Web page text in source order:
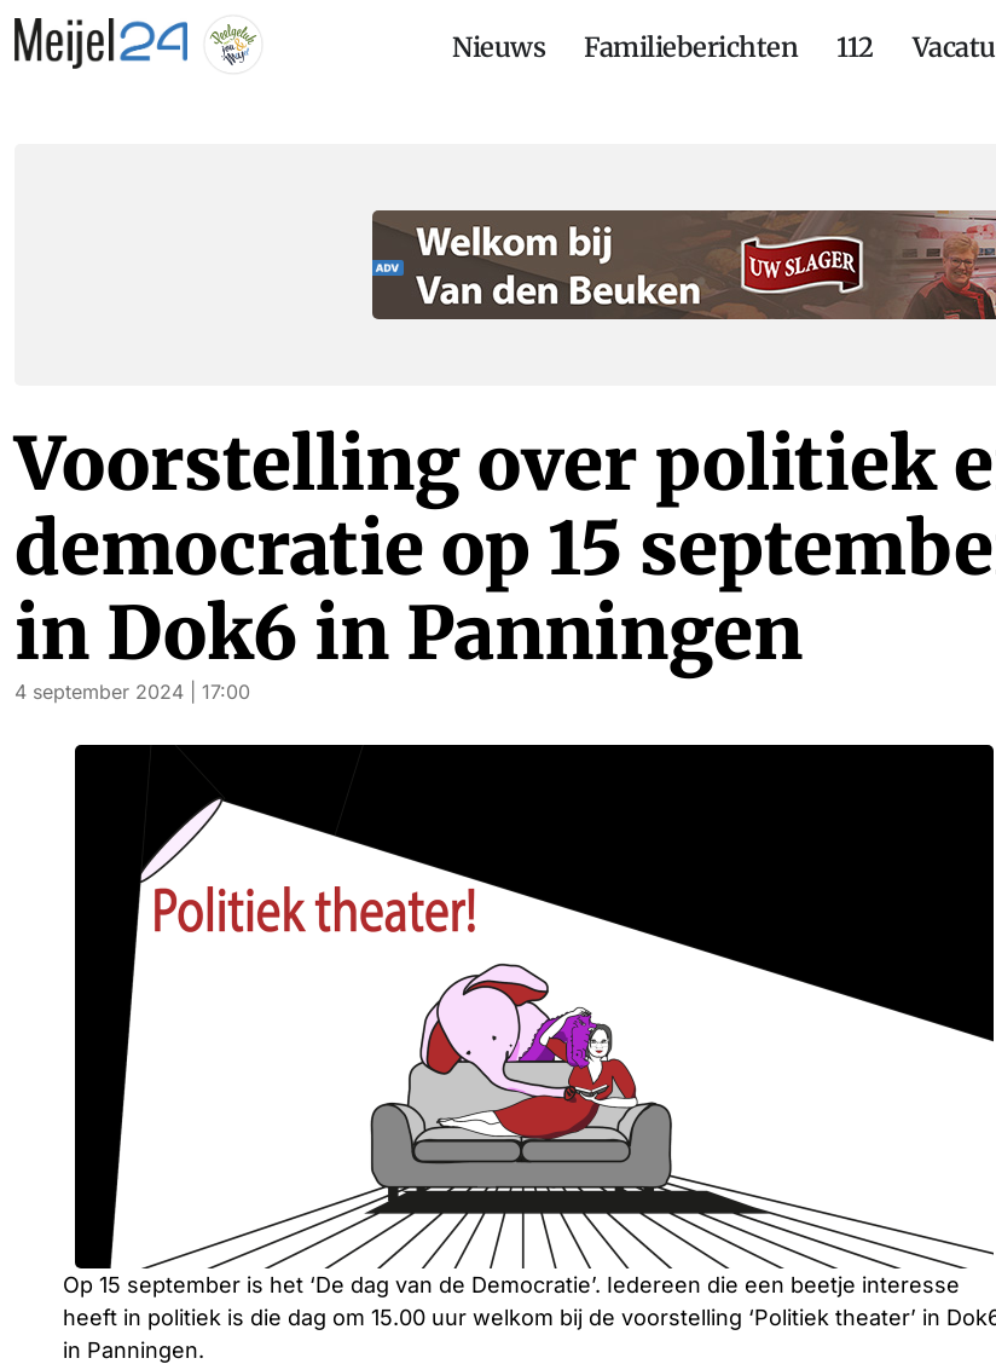
Nieuws Familieberichten 112
Voorstelling over politiek
democratie op 15
in Dok6 in Panningen
4 september 2024 | 17:00
Op 15 september is het ‘De dag van de Democratie’. Iedereen die een beetje interesse
heeft in politiek is die dag om 15.00 uur welkom bij de voorstelling ‘Politiek theater’ in
in Panningen.